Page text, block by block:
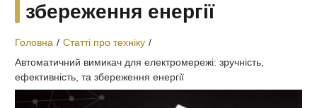
збереження енергії
Головна / Статті про техніку /
Автоматичний вимикач для електромережі: зручність,
ефективність, та збереження енергії